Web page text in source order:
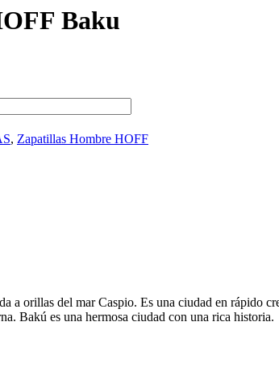
Baku
, Zapatillas Hombre HOFF
a orillas del mar Caspio. Es una ciudad en rápido
Bakú es una hermosa ciudad con una rica historia.